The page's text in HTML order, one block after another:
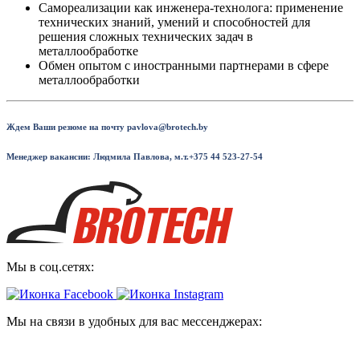
Самореализации как инженера-технолога: применение
технических знаний, умений и способностей для
решения сложных технических задач в
металлообработке
Обмен опытом с иностранными партнерами в сфере
металлообработки
Ждем Ваши резюме на почту pavlova@brotech.by
Менеджер вакансии: Людмила Павлова, м.т.+375 44 523-27-54
Мы в соц.сетях:
Мы на связи в удобных для вас мессенджерах: